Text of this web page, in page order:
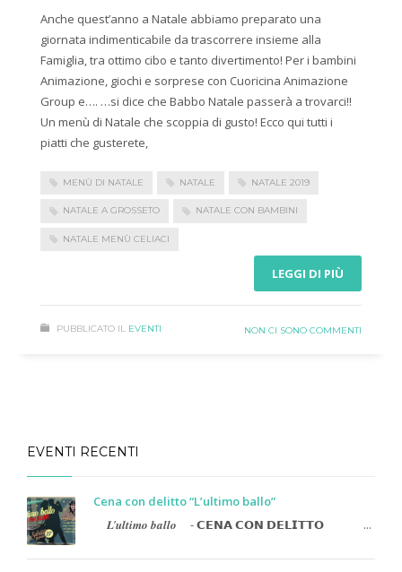
Anche quest’anno a Natale abbiamo preparato una
giornata indimenticabile da trascorrere insieme alla
Famiglia, tra ottimo cibo e tanto divertimento! Per i bambini
Animazione, giochi e sorprese con Cuoricina Animazione
Group e…. …si dice che Babbo Natale passerà a trovarci!!
Un menù di Natale che scoppia di gusto! Ecco qui tutti i
piatti che gusterete,
MENÙ DI NATALE NATALE NATALE 2019
NATALE A GROSSETO NATALE CON BAMBINI
NATALE MENÙ CELIACI
LEGGI DI PIÙ
PUBBLICATO IL EVENTI NON CI SONO COMMENTI
EVENTI RECENTI
Cena con delitto “L’ultimo ballo”
𝑳’𝒖𝒍𝒕𝒊𝒎𝒐 𝒃𝒂𝒍𝒍𝒐
- 𝗖𝗘𝗡𝗔 𝗖𝗢𝗡 𝗗𝗘𝗟𝗜𝗧𝗧𝗢 ...